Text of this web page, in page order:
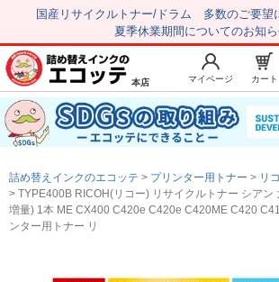
国産リサイクルトナー/ドラム 多数のご要望
夏季休業期間についてのお知
新規会員登録
トップページ
注文履歴 レ
はじめての方へ
本店 マイページ カート
詰め替えインクのエコッテ プリンター用トナー
リ
TYPE400B RICOH(リコー) リサイクルトナー シアン
増量) 1本 ME CX400 C420e C420e C420ME C420
ンター用トナー リ